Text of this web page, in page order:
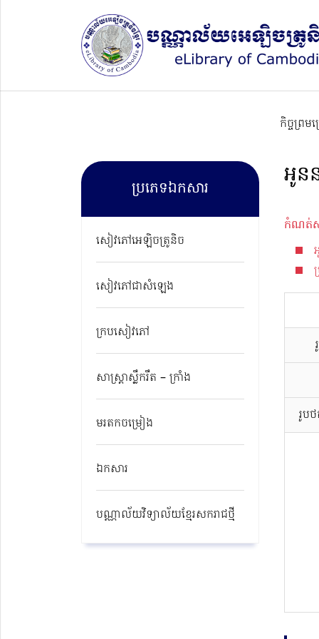
កិច្ចព្រម
ប្រភេទឯកសារ
សៀវភៅអេឡិចត្រូនិច
សៀវភៅជាសំឡេង
ក្របសៀវភៅ
សាស្ត្រាស្លឹករឹត – ក្រាំង
មរតកចម្រៀង
ឯកសារ
បណ្ណាល័យវិទ្យាល័យខ្មែរសករាជថ្មី​
អូន
កំណត់ស
រូប